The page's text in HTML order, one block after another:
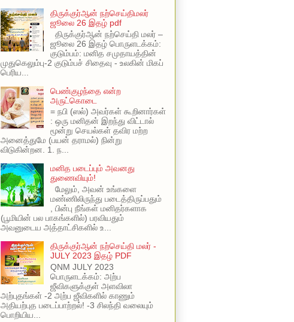
திருக்குர்ஆன் நற்செய்திமலர்
ஜூலை 26 இதழ் pdf
திருக்குர்ஆன் நற்செய்தி மலர் –
ஜூலை 26 இதழ் பொருளடக்கம்:
குடும்பம்: மனித சமுதாயத்தின்
முதுகெலும்பு-2 குடும்பச் சிதைவு - உலகின் மிகப்
பெரிய...
பெண்குழந்தை என்ற
அருட்கொடை
= நபி (ஸல்) அவர்கள் கூறினார்கள்
: ஒரு மனிதன் இறந்து விட்டால்
மூன்று செயல்கள் தவிர மற்ற
அனைத்துமே (பயன் தராமல்) நின்று
விடுகின்றன. 1. ந...
மனித படைப்பும் அவனது
துணைவியும்!
மேலும், அவன் உங்களை
மண்ணிலிருந்து படைத்திருப்பதும்
, பின்பு நீங்கள் மனிதர்களாக
(பூமியின் பல பாகங்களில்) பரவியதும்
அவனுடைய அத்தாட்சிகளில் உ...
திருக்குர்ஆன் நற்செய்தி மலர் -
JULY 2023 இதழ் PDF
QNM JULY 2023
பொருளடக்கம்: அற்ப
ஜீவிகளுக்குள் அளவிலா
அற்புதங்கள் -2 அற்ப ஜீவிகளில் காணும்
அதியற்புத படைப்பாற்றல்! -3 சிலந்தி வலையும்
பொறியிய...